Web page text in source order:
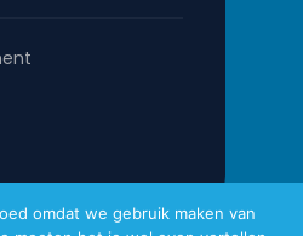
omdat we gebruik maken van